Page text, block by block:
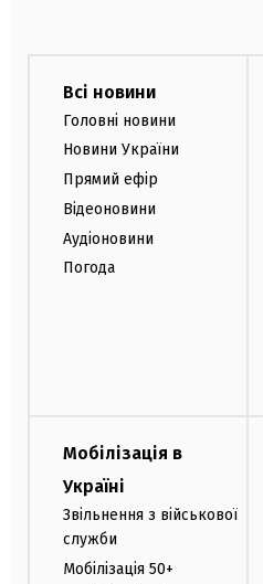
Всі новини
Головні новини
Новини України
Прямий ефір
Відеоновини
Аудіоновини
Погода
Мобілізація в
Україні
Звільнення з військової
служби
Мобілізація 50+